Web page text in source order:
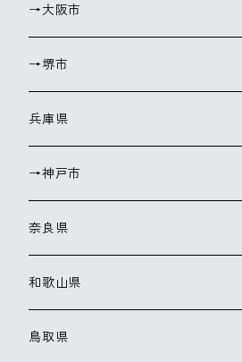
→大阪市
→堺市
兵庫県
→神戸市
奈良県
和歌山県
鳥取県